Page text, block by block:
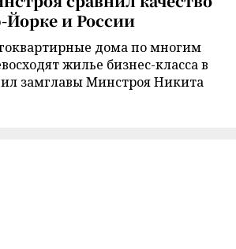
и России
дома по многим
жилье бизнес-класса в
замглавы Минстроя Никита